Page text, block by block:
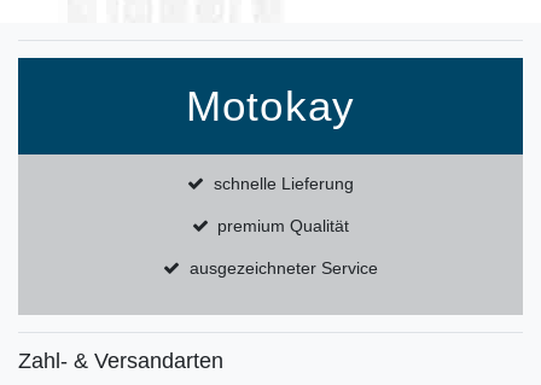
Motokay
schnelle Lieferung
premium Qualität
ausgezeichneter Service
Zahl- & Versandarten